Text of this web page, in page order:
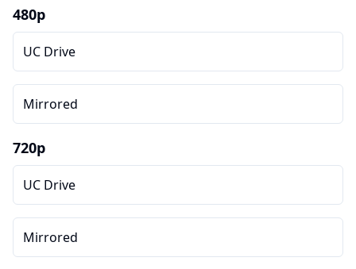
480p
UC Drive
Mirrored
720p
UC Drive
Mirrored